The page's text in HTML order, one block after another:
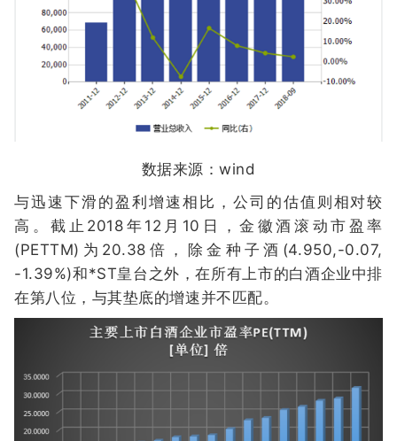
数据来源：wind
与迅速下滑的盈利增速相比，公司的估值则相对较
高。截止2018年12月10日，金徽酒滚动市盈率
(PETTM)为20.38倍，除金种子酒(4.950,-0.07,
-1.39%)和*ST皇台之外，在所有上市的白酒企业中排
在第八位，与其垫底的增速并不匹配。